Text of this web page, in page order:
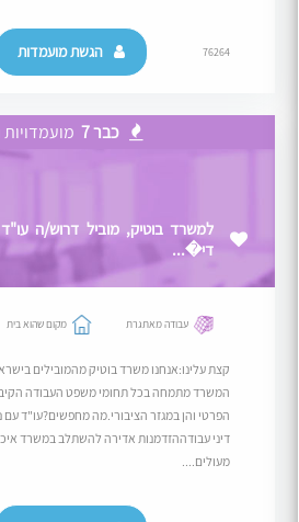
76264 הגשת מועמדות
כבר 7 מועמדויות
למשרד בוטיק, מוביל דרוש/ה
די�...
עבודה מאתגרת מקום שהוא בית
קצת עלינו:אנחנו משרד בוטיק מהמובילים
המשרד מתמחה בכל תחומי משפט העבודה
דיני עבודההזדמנות אדירה להשתלב במשרד
מעולים....